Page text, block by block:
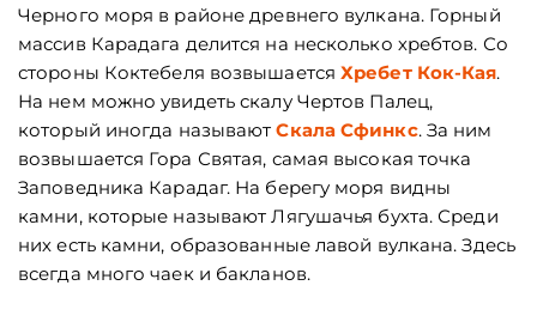
Черного моря в районе древнего вулкана. Горный
массив Карадага делится на несколько хребтов. Со
стороны Коктебеля возвышаетсяХребет Кок-Кая.
На нем можно увидеть скалу Чертов Палец,
который иногда называютСкала Сфинкс. За ним
возвышается Гора Святая, самая высокая точка
Заповедника Карадаг. На берегу моря видны
камни, которые называют Лягушачья бухта. Среди
них есть камни, образованные лавой вулкана. Здесь
всегда много чаек и бакланов.